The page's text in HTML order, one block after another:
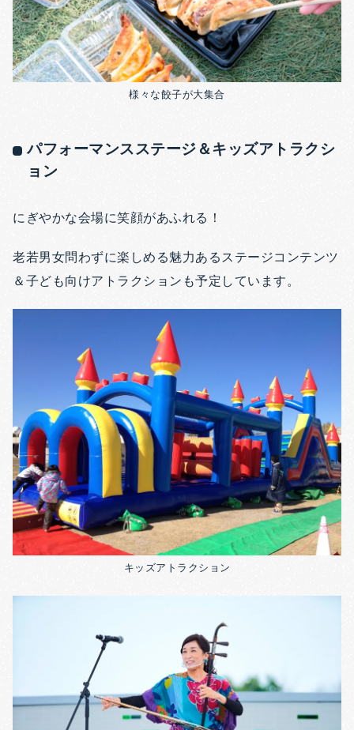
様々な餃子が大集合
パフォーマンスステージ＆キッズアトラクシ
ョン
にぎやかな会場に笑顔があふれる！
老若男女問わずに楽しめる魅力あるステージコンテンツ
＆子ども向けアトラクションも予定しています。
キッズアトラクション